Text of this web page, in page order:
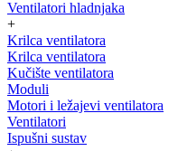
Ventilatori hladnjaka
+
Krilca ventilatora
Krilca ventilatora
Kučište ventilatora
Moduli
Motori i ležajevi ventilatora
Ventilatori
Ispušni sustav